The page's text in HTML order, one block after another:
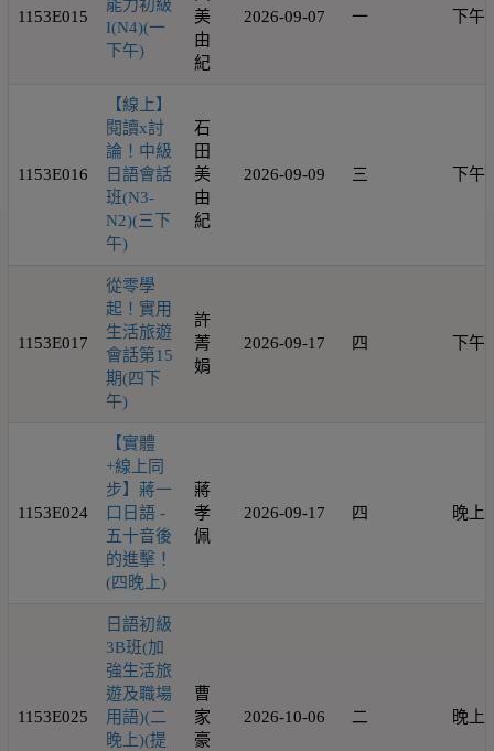
1153E015
能力初級
I(N4)(一
下午)
美
由
紀
2026-09-07 一 下午
1153E016
【線上】
閱讀x討
論！中級
日語會話
班(N3-
N2)(三下
午)
石
田
美
由
紀
2026-09-09 三 下午
1153E017
從零學
起！實用
生活旅遊
會話第15
期(四下
午)
許
菁
娟
2026-09-17 四 下午
1153E024
【實體
+線上同
步】蔣一
口日語 -
五十音後
的進擊！
(四晚上)
蔣
孝
佩
2026-09-17 四 晚上
1153E025
日語初級
3B班(加
強生活旅
遊及職場
用語)(二
晚上)(提
曹
家
豪
2026-10-06 二 晚上